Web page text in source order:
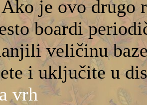
je ovo drugo
boardi
veličinu
i uključite u
vrh